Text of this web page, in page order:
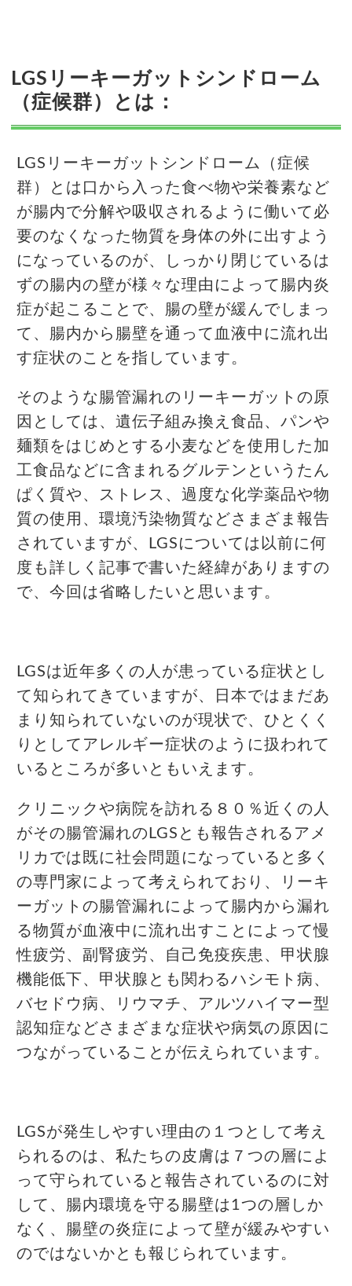
LGSリーキーガットシンドローム
（症候群）とは：
LGSリーキーガットシンドローム（症候
群）とは口から入った食べ物や栄養素など
が腸内で分解や吸収されるように働いて必
要のなくなった物質を身体の外に出すよう
になっているのが、しっかり閉じているは
ずの腸内の壁が様々な理由によって腸内炎
症が起こることで、腸の壁が緩んでしまっ
て、腸内から腸壁を通って血液中に流れ出
す症状のことを指しています。
そのような腸管漏れのリーキーガットの原
因としては、遺伝子組み換え食品、パンや
麺類をはじめとする小麦などを使用した加
工食品などに含まれるグルテンというたん
ぱく質や、ストレス、過度な化学薬品や物
質の使用、環境汚染物質などさまざま報告
されていますが、LGSについては以前に何
度も詳しく記事で書いた経緯がありますの
で、今回は省略したいと思います。
LGSは近年多くの人が患っている症状とし
て知られてきていますが、日本ではまだあ
まり知られていないのが現状で、ひとくく
りとしてアレルギー症状のように扱われて
いるところが多いともいえます。
クリニックや病院を訪れる８０％近くの人
がその腸管漏れのLGSとも報告されるアメ
リカでは既に社会問題になっていると多く
の専門家によって考えられており、リーキ
ーガットの腸管漏れによって腸内から漏れ
る物質が血液中に流れ出すことによって慢
性疲労、副腎疲労、自己免疫疾患、甲状腺
機能低下、甲状腺とも関わるハシモト病、
バセドウ病、リウマチ、アルツハイマー型
認知症などさまざまな症状や病気の原因に
つながっていることが伝えられています。
LGSが発生しやすい理由の１つとして考え
られるのは、私たちの皮膚は７つの層によ
って守られていると報告されているのに対
して、腸内環境を守る腸壁は1つの層しか
なく、腸壁の炎症によって壁が緩みやすい
のではないかとも報じられています。